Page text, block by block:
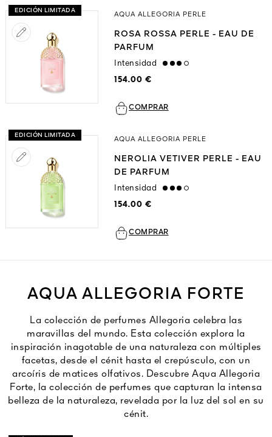
EDICIÓN LIMITADA
AQUA ALLEGORIA PERLE
ROSA ROSSA PERLE - EAU DE
PARFUM
Intensidad
high
154.00 €
COMPRAR
EDICIÓN LIMITADA
AQUA ALLEGORIA PERLE
NEROLIA VETIVER PERLE - EAU
DE PARFUM
Intensidad
high
154.00 €
COMPRAR
AQUA ALLEGORIA FORTE
La colección de perfumes Allegoria celebra las
maravillas del mundo. Esta colección explora la
inspiración inagotable de una naturaleza con múltiples
facetas, desde el cénit hasta el crepúsculo, con un
arcoíris de matices olfativos. Descubre Aqua Allegoria
Forte, la colección de perfumes que capturan la intensa
belleza de la naturaleza, revelada por la luz del sol en su
cénit.